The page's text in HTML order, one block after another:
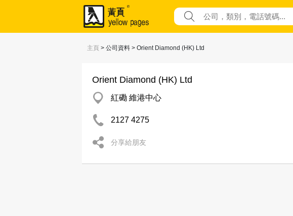
主頁 > 公司資料 > Orient Diamond (HK) Ltd
Orient Diamond (HK) Ltd
紅磡 維港中心
2127 4275
分享給朋友